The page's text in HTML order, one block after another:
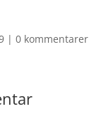
|0 kommentarer